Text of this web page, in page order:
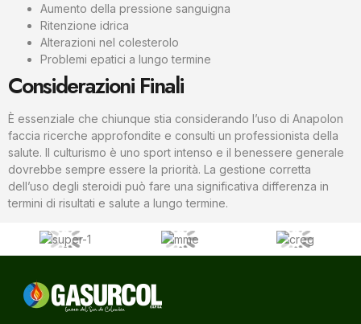
Aumento della pressione sanguigna
Ritenzione idrica
Alterazioni nel colesterolo
Problemi epatici a lungo termine
Considerazioni Finali
È essenziale che chiunque stia considerando l’uso di Anapolon
faccia ricerche approfondite e consulti un professionista della
salute. Il culturismo è uno sport intenso e il benessere generale
dovrebbe sempre essere la priorità. La gestione corretta
dell’uso degli steroidi può fare una significativa differenza in
termini di risultati e salute a lungo termine.